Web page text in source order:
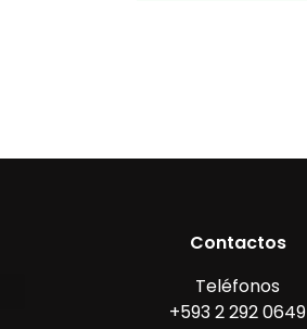
Contactos
Teléfonos
+593 2 292 0649